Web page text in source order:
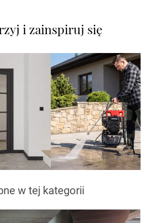
i zainspiruj się
w tej kategorii